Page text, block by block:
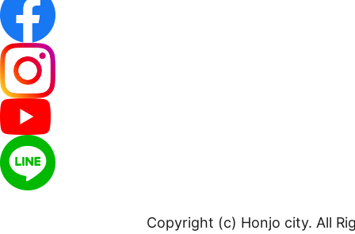
Copyright (c) Honjo city. All